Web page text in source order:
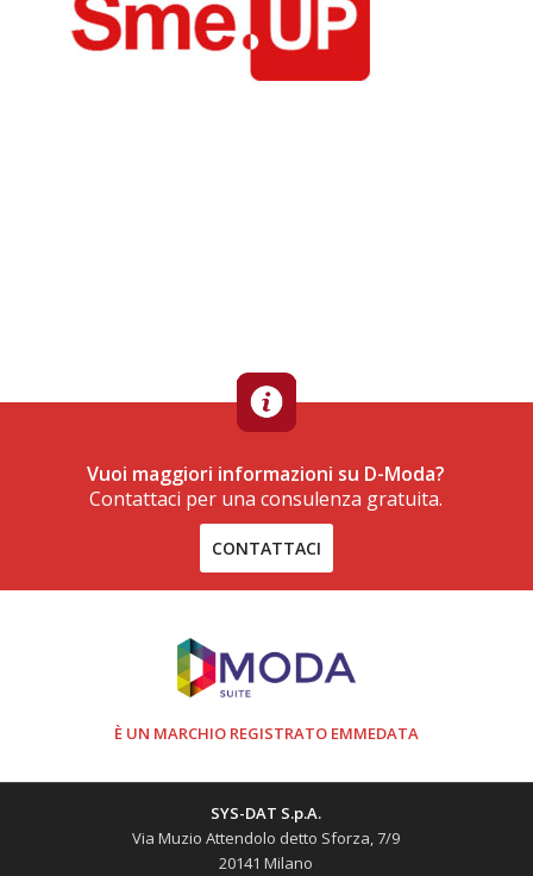
Vuoi maggiori informazioni su D-Moda?
Contattaci per una consulenza gratuita.
CONTATTACI
È UN MARCHIO REGISTRATO EMMEDATA
SYS-DAT S.p.A.
Via Muzio Attendolo detto Sforza, 7/9
20141 Milano